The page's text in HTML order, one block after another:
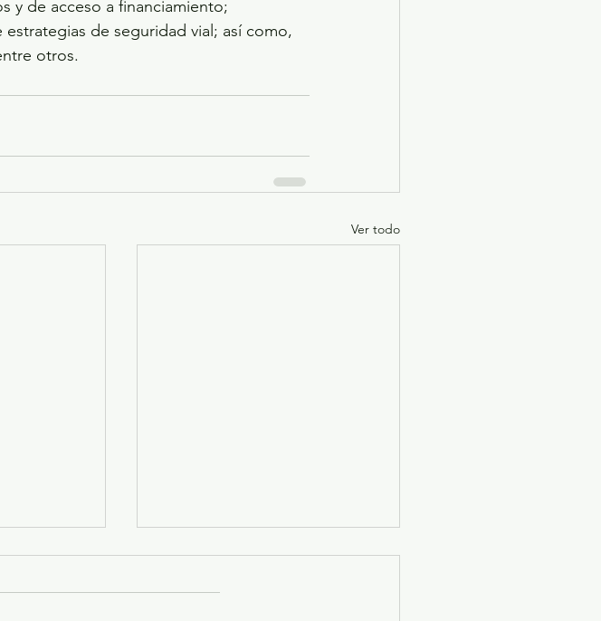
y de acceso a financiamiento;
de seguridad vial; así como,
otros.
Ver todo